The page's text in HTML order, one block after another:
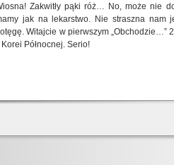
Zakwitły pąki róż… No, może nie
jak na lekarstwo. Nie straszna nam
Witajcie w pierwszym „Obchodzie…”
Korei Północnej. Serio!